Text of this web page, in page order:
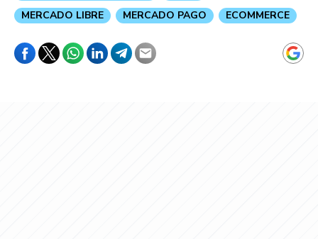
MERCADO LIBRE
MERCADO PAGO ECOMMERCE